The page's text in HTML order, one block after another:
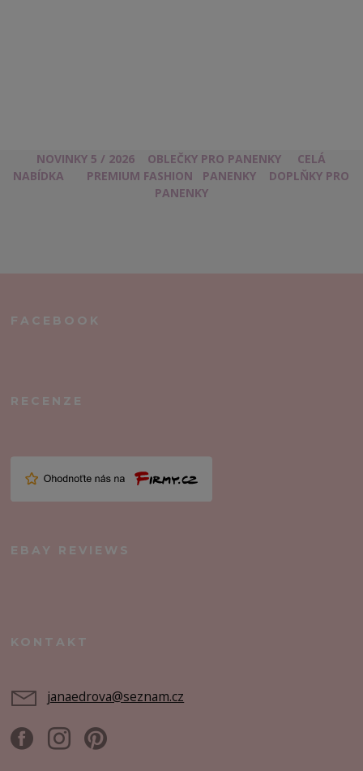
NOVINKY 5 / 2026 OBLEČKY PRO PANENKY
CELÁ
NABÍDKA
PREMIUM FASHION PANENKY
DOPLŇKY PRO
PANENKY
FACEBOOK
RECENZE
EBAY REVIEWS
KONTAKT
janaedrova@seznam.cz